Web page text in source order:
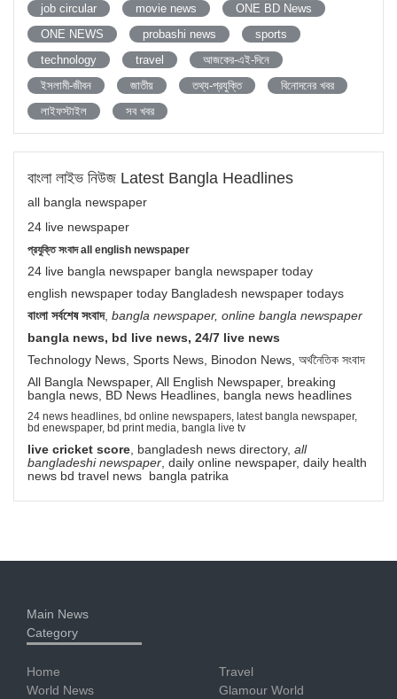
job circular
movie news
ONE BD News
ONE NEWS
probashi news
sports
technology
travel
আজকের-এই-দিনে
ইসলামী-জীবন
জাতীয় তথ্য-প্রযুক্তি
বিনোদনের খবর
লাইফস্টাইল
সব খবর
বাংলা লাইভ নিউজ Latest Bangla Headlines
all bangla newspaper
24 live newspaper
প্রযুক্তি সংবাদ all english newspaper
24 live bangla newspaper bangla newspaper today
english newspaper today Bangladesh newspaper todays
বাংলা সর্বশেষ সংবাদ, bangla newspaper, online bangla newspaper
bangla news, bd live news, 24/7 live news
Technology News, Sports News, Binodon News, অর্থনৈতিক সংবাদ
All Bangla Newspaper, All English Newspaper, breaking
bangla news, BD News Headlines, bangla news headlines
24 news headlines, bd online newspapers, latest bangla newspaper,
bd enewspaper, bd print media, bangla live tv
live cricket score, bangladesh news directory, all
bangladeshi newspaper, daily online newspaper, daily health
news bd travel news bangla patrika
Main News
Category
Home
World News
Travel
Glamour World